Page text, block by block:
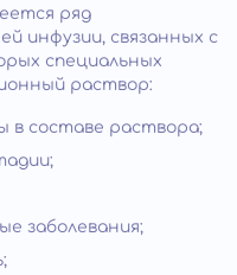
ряд
инфузии, связанных с
специальных
раствор:
в составе раствора;
заболевания;